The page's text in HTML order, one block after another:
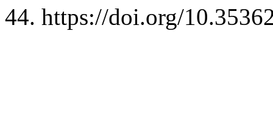
44. https://doi.org/